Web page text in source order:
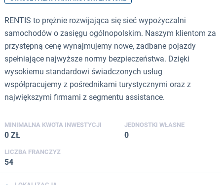
RENTIS to prężnie rozwijająca się sieć wypożyczalni
samochodów o zasięgu ogólnopolskim. Naszym klientom za
przystępną cenę wynajmujemy nowe, zadbane pojazdy
spełniające najwyższe normy bezpieczeństwa. Dzięki
wysokiemu standardowi świadczonych usług
współpracujemy z pośrednikami turystycznymi oraz z
największymi firmami z segmentu assistance.
MINIMALNA KWOTA INWESTYCJI
0 ZŁ
JEDNOSTKI WŁASNE
0
LICZBA FRANCZYZ
54